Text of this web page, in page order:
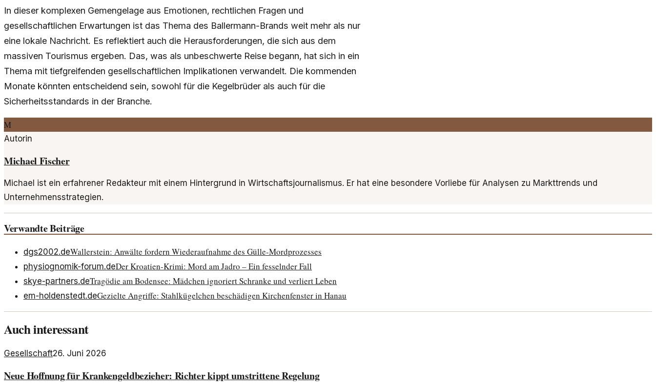
In dieser komplexen Gemengelage aus Emotionen, rechtlichen Fragen und
gesellschaftlichen Erwartungen ist das Thema des Ballermann-Brands weit mehr als nur
eine lokale Nachricht. Es reflektiert auch die Herausforderungen, die sich aus dem
massiven Tourismus ergeben. Das, was als unbeschwerte Reise begann, hat sich in ein
Thema mit tiefgreifenden gesellschaftlichen Implikationen verwandelt. Die kommenden
Monate könnten entscheidend sein, sowohl für die Kegelbrüder als auch für die
Sicherheitsstandards in der Branche.
M
Autorin
Michael Fischer
Michael ist ein erfahrener Redakteur mit einem Hintergrund in Wirtschaftsjournalismus. Er hat eine besondere Vorliebe für Analysen zu Markttrends und
Unternehmensstrategien.
Verwandte Beiträge
dgs2002.deWallerstein: Anwälte fordern Wiederaufnahme des Gülle-Mordprozesses
physiognomik-forum.deDer Kroatien-Krimi: Mord am Jadro – Ein fesselnder Fall
skye-partners.deTragödie am Bodensee: Mädchen ignoriert Schranke und verliert Leben
em-holdenstedt.deGezielte Angriffe: Stahlkügelchen beschädigen Kirchenfenster in Hanau
Auch interessant
Gesellschaft26. Juni 2026
Neue Hoffnung für Krankengeldbezieher: Richter kippt umstrittene Regelung